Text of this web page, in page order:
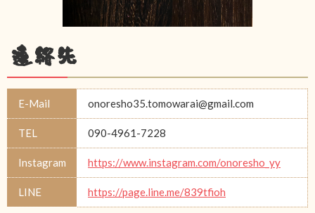
連絡先
E-Mail onoresho35.tomowarai@gmail.com
TEL 090-4961-7228
Instagram https://www.instagram.com/onoresho_yy
LINE https://page.line.me/839tfioh